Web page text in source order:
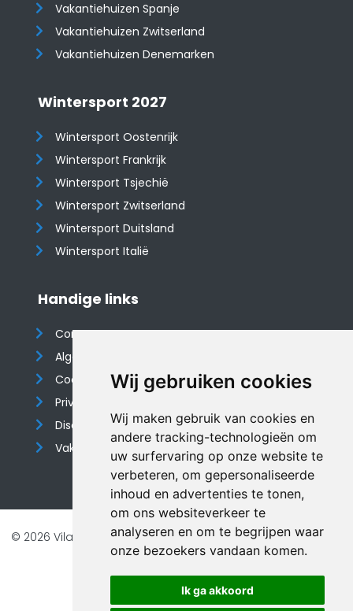
Wij gebruiken cookies
Wij maken gebruik van cookies en
andere tracking-technologieën om
uw surfervaring op onze website te
verbeteren, om gepersonaliseerde
inhoud en advertenties te tonen,
om ons websiteverkeer te
analyseren en om te begrijpen waar
onze bezoekers vandaan komen.
Ik ga akkoord
Vakantiehuizen Spanje
​​​​​​​Vakantiehuizen Zwitserland
Vakantiehuizen Denemarken
Wintersport 2027
Wintersport Oostenrijk
Wintersport Frankrijk
Wintersport Tsjechië
Wintersport Zwitserland
Wintersport Duitsland
Wintersport Italië
Handige links
Contact
Algemene voorwaarden
Cookieverklaring
Privacyverklaring
Disclaimer
Vakantiehuis website
© 2026 Vilando Vakantiehuizen |Website door FalcoTravel
Veilig online betalen met